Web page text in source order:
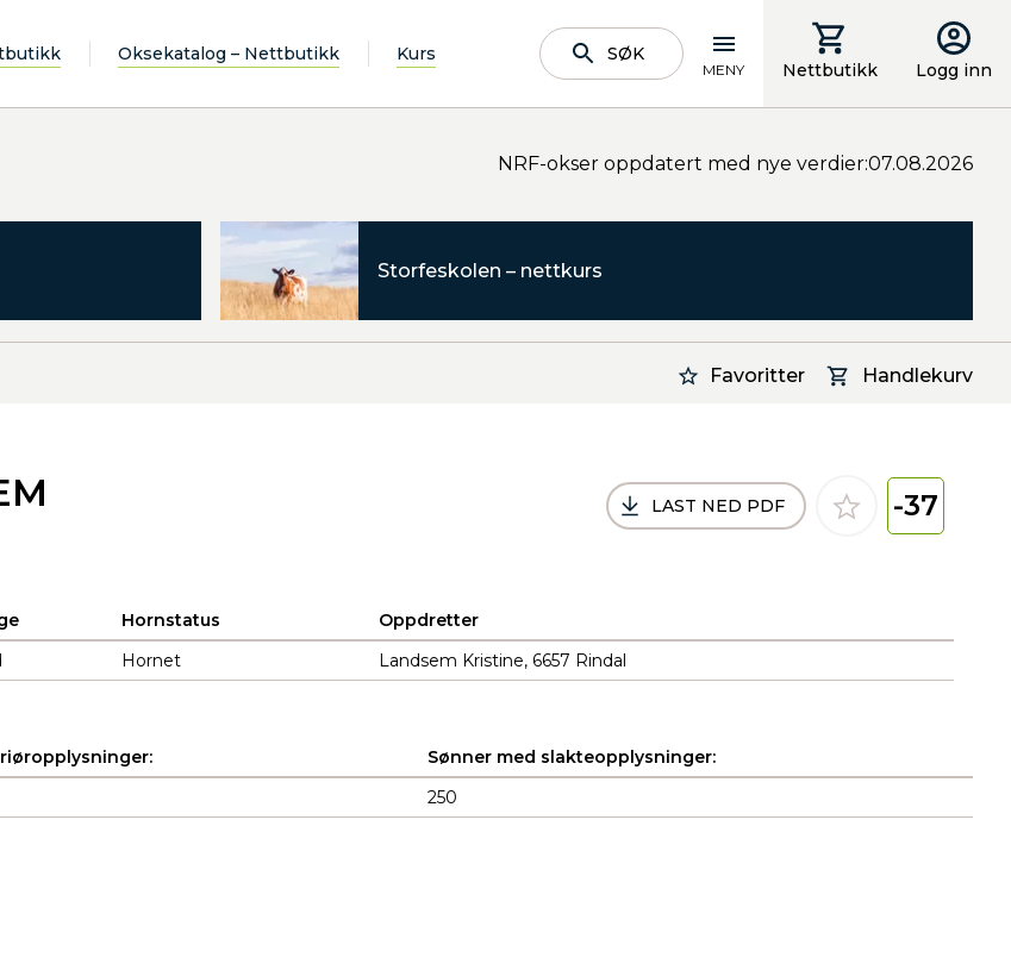
Oksekatalog – Nettbutikk Kurs SØK
MENY Nettbutikk Logg inn
NRF-okser oppdatert med nye verdier:07.08.2026
Storfeskolen – nettkurs
Favoritter Handlekurv
LAST NED PDF -37
Hornstatus
Oppdretter
Hornet Landsem Kristine, 6657 Rindal
Sønner med slakteopplysninger:
250